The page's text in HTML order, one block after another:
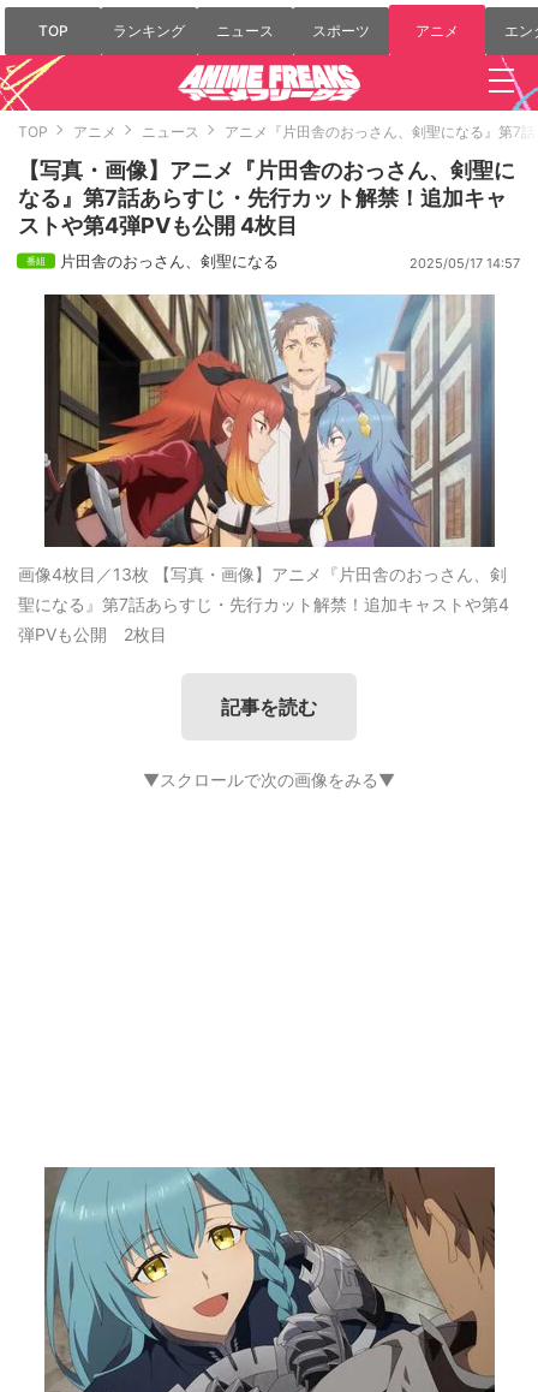
TOP ランキング ニュース スポーツ アニメ エン
TOP アニメ ニュース アニメ『片田舎のおっさん、剣聖になる』第7
【写真・画像】アニメ『片田舎のおっさん、剣聖に
なる』第7話あらすじ・先行カット解禁！追加キャ
ストや第4弾PVも公開 4枚目
片田舎のおっさん、剣聖になる 2025/05/17 14:57
画像4枚目／13枚 【写真・画像】アニメ『片田舎のおっさん、剣
聖になる』第7話あらすじ・先行カット解禁！追加キャストや第4
弾PVも公開 2枚目
記事を読む
▼スクロールで次の画像をみる▼